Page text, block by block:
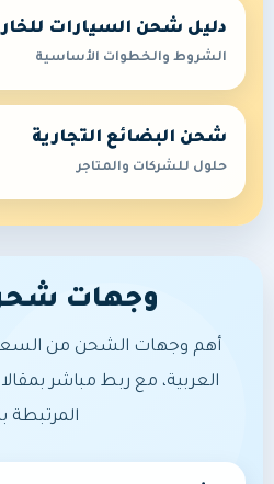
دليل شحن السيارات
الشروط والخطوات الأساسية
شحن البضائع التجارية
حلول للشركات والمتاجر
وجهات
أهم وجهات الشحن من
العربية، مع ربط مباشر
المرتبطة